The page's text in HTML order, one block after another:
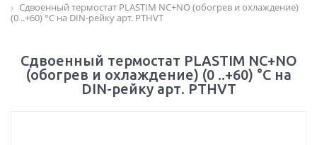
Сдвоенный термостат PLASTIM NC+NO (обогрев и охлаждение)
(0 ..+60) °C на DIN-рейку арт. PTHVT
Сдвоенный термостат PLASTIM NC+NO
(обогрев и охлаждение) (0 ..+60) °C на
DIN-рейку арт. PTHVT